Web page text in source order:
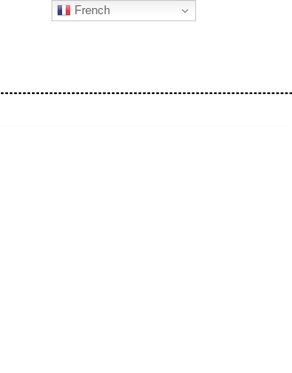
French